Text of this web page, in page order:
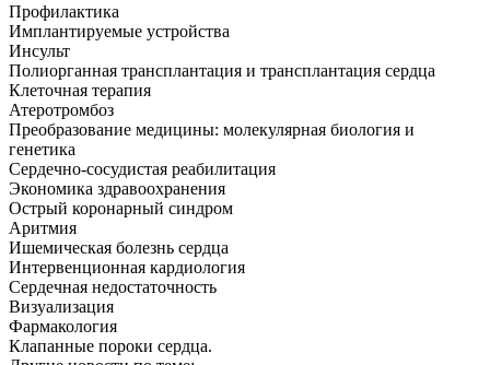
Профилактика
Имплантируемые устройства
Инсульт
Полиорганная трансплантация и трансплантация сердца
Клеточная терапия
Атеротромбоз
Преобразование медицины: молекулярная биология и
генетика
Сердечно-сосудистая реабилитация
Экономика здравоохранения
Острый коронарный синдром
Аритмия
Ишемическая болезнь сердца
Интервенционная кардиология
Сердечная недостаточность
Визуализация
Фармакология
Клапанные пороки сердца.